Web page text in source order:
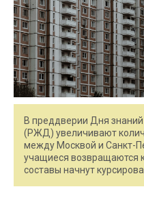
В преддверии Дня
(РЖД) увеличивают
между Москвой и Санкт-
учащиеся возвращаются
составы начнут